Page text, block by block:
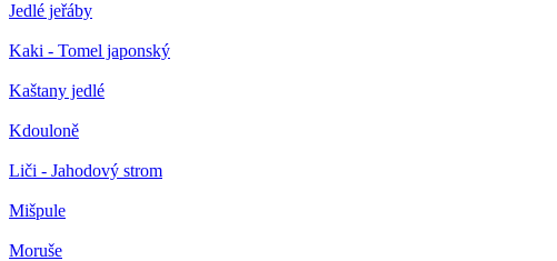
Jedlé jeřáby
Kaki - Tomel japonský
Kaštany jedlé
Kdouloně
Liči - Jahodový strom
Mišpule
Moruše